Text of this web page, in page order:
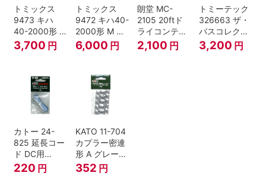
トミックス
9473 キハ
40-2000形 T
Nゲージ
3,700 円
トミックス
9472 キハ40-
2000形 M N
ゲージ
6,000 円
朗堂 MC-
2105 20ftド
ライコンテナ
タイプ
TRANCY
2,100 円
トミーテック
326663 ザ・
バスコレクシ
ョン 西日本鉄
道・九州産交
3,200 円
カトー 24-
825 延長コー
ド DC用
(90cm）
220 円
KATO 11-704
カプラー密連
形 A グレー
(20個入) (ア
ーノルドカプ
352 円